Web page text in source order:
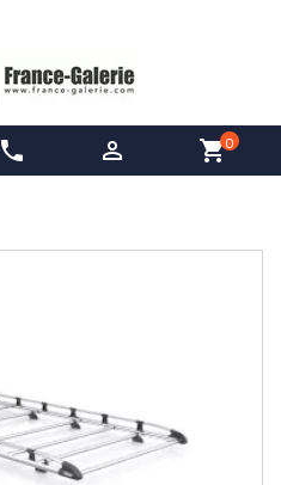
phone  shopping_cart0